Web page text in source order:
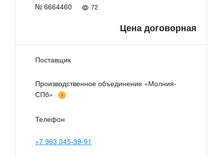
№ 6664460 72
Цена договорная
Поставщик
Производственное объединение «Молния-
СПб»
1
Телефон
+7 963 345-39-91